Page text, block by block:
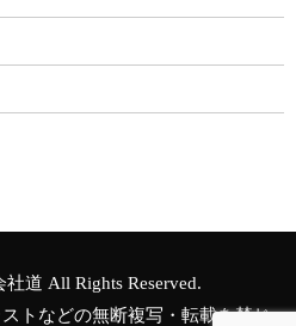
道 All Rights Reserved.
トなどの無断複写・転載を禁じ